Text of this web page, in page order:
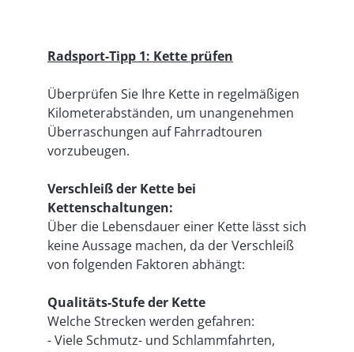
Radsport-Tipp 1: Kette prüfen
Überprüfen Sie Ihre Kette in regelmäßigen
Kilometerabständen, um unangenehmen
Überraschungen auf Fahrradtouren
vorzubeugen.
Verschleiß der Kette bei
Kettenschaltungen:
Über die Lebensdauer einer Kette lässt sich
keine Aussage machen, da der Verschleiß
von folgenden Faktoren abhängt:
Qualitäts-Stufe der Kette
Welche Strecken werden gefahren:
- Viele Schmutz- und Schlammfahrten,